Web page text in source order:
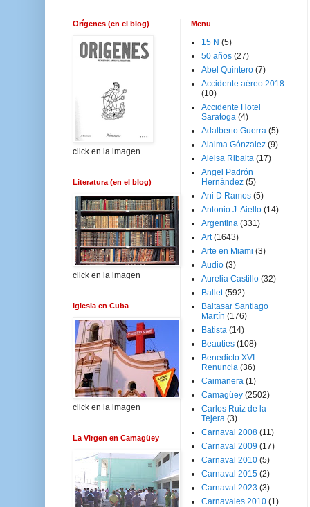
Orígenes (en el blog)
click en la imagen
Literatura (en el blog)
click en la imagen
Iglesia en Cuba
click en la imagen
La Virgen en Camagüey
Menu
15 N (5)
50 años (27)
Abel Quintero (7)
Accidente aéreo 2018
(10)
Accidente Hotel
Saratoga (4)
Adalberto Guerra (5)
Alaima Gónzalez (9)
Aleisa Ribalta (17)
Angel Padrón
Hernández (5)
Ani D Ramos (5)
Antonio J. Aiello (14)
Argentina (331)
Art (1643)
Arte en Miami (3)
Audio (3)
Aurelia Castillo (32)
Ballet (592)
Baltasar Santiago
Martín (176)
Batista (14)
Beauties (108)
Benedicto XVI
Renuncia (36)
Caimanera (1)
Camagüey (2502)
Carlos Ruiz de la
Tejera (3)
Carnaval 2008 (11)
Carnaval 2009 (17)
Carnaval 2010 (5)
Carnaval 2015 (2)
Carnaval 2023 (3)
Carnavales 2010 (1)